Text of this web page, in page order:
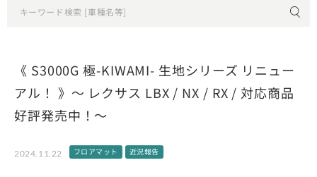
《 S3000G 極-KIWAMI- 生地シリーズ リニュー
アル！ 》～ レクサス LBX / NX / RX / 対応商品
好評発売中！～
2024.11.22 フロアマット 近況報告